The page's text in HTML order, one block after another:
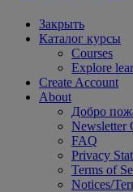
Закрыть
Каталог курсы
Courses
Explore
Create Account
About
Добро
Newsletter
FAQ
Privacy
Terms of
Notices/